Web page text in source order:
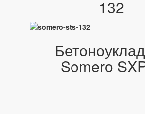
132
Somero